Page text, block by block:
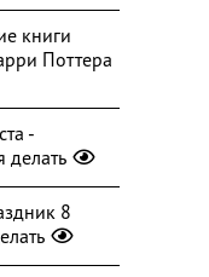
книги
Поттера
-
делать
8